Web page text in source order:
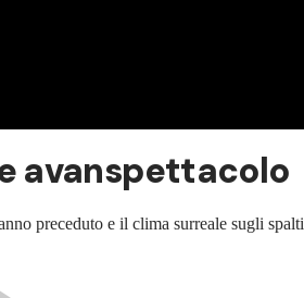
avanspettacolo
preceduto e il clima surreale sugli spalti